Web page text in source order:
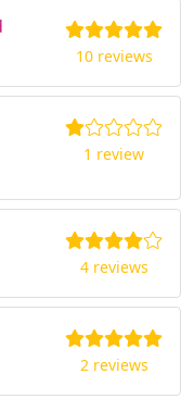
10 reviews
1 review
4 reviews
2 reviews